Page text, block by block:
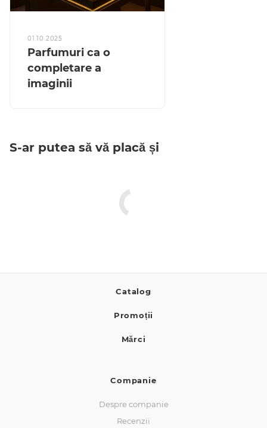
01.10.2025
Parfumuri ca o
completare a
imaginii
S-ar putea să vă placă și
Catalog
Promoții
Mărci
Companie
Despre companie
Recenzii